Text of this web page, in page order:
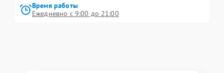
Время работы
Ежедневно с 9:00 до 21:00